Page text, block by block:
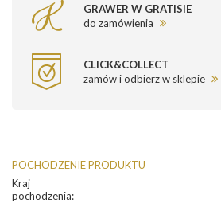
GRAWER W GRATISIE
do zamówienia
CLICK&COLLECT
zamów i odbierz w sklepie
POCHODZENIE PRODUKTU
Kraj
pochodzenia: